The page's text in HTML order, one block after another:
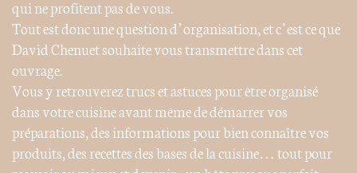
qui ne profitent pas de vous.
Tout est donc une question d’organisation, et c’est ce que
David Chenuet souhaite vous transmettre dans cet
ouvrage.
Vous y retrouverez trucs et astuces pour être organisé
dans votre cuisine avant même de démarrer vos
préparations, des informations pour bien connaître vos
produits, des recettes des bases de la cuisine… tout pour